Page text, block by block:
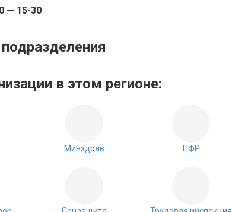
— 15-30
в этом регионе:
Минздрав ПФР